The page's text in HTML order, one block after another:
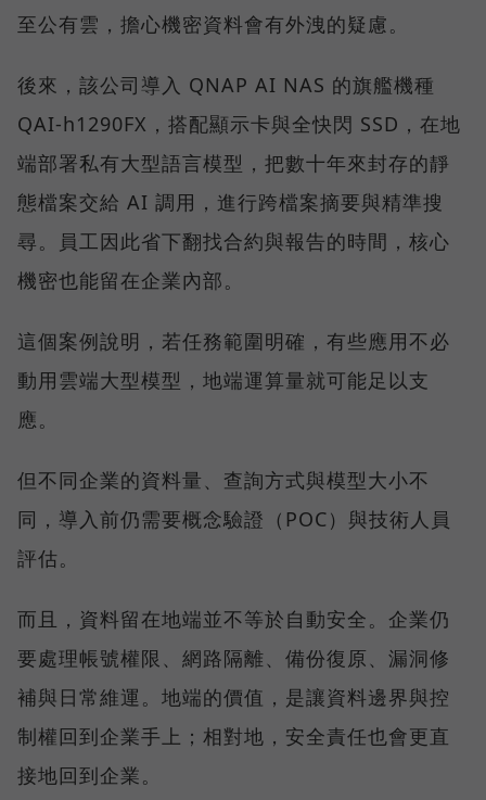
至公有雲，擔心機密資料會有外洩的疑慮。
後來，該公司導入 QNAP AI NAS 的旗艦機種
QAI-h1290FX，搭配顯示卡與全快閃 SSD，在地
端部署私有大型語言模型，把數十年來封存的靜
態檔案交給 AI 調用，進行跨檔案摘要與精準搜
尋。員工因此省下翻找合約與報告的時間，核心
機密也能留在企業內部。
這個案例說明，若任務範圍明確，有些應用不必
動用雲端大型模型，地端運算量就可能足以支
應。
但不同企業的資料量、查詢方式與模型大小不
同，導入前仍需要概念驗證（POC）與技術人員
評估。
而且，資料留在地端並不等於自動安全。企業仍
要處理帳號權限、網路隔離、備份復原、漏洞修
補與日常維運。地端的價值，是讓資料邊界與控
制權回到企業手上；相對地，安全責任也會更直
接地回到企業。